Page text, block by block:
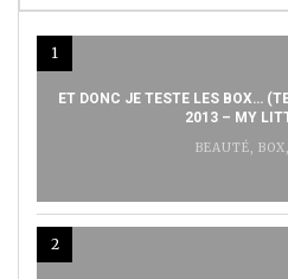
1
ET DONC JE TESTE LES BOX…
2013 – MY
BEAUTÉ BOX
2